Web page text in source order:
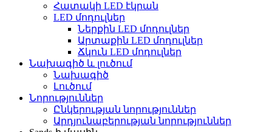
Հատակի LED էկրան
LED մոդուլներ
Ներքին LED մոդուլներ
Արտաքին LED մոդուլներ
Ճկուն LED մոդուլներ
Նախագիծ և լուծում
Նախագիծ
Լուծում
Նորություններ
Ընկերության նորություններ
Արդյունաբերության նորություններ